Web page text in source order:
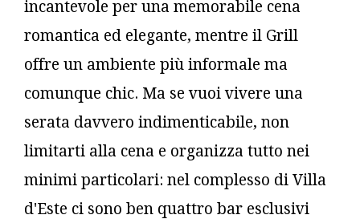
incantevole per una memorabile cena
romantica ed elegante, mentre il Grill
offre un ambiente più informale ma
comunque chic. Ma se vuoi vivere una
serata davvero indimenticabile, non
limitarti alla cena e organizza tutto nei
minimi particolari: nel complesso di Villa
d'Este ci sono ben quattro bar esclusivi